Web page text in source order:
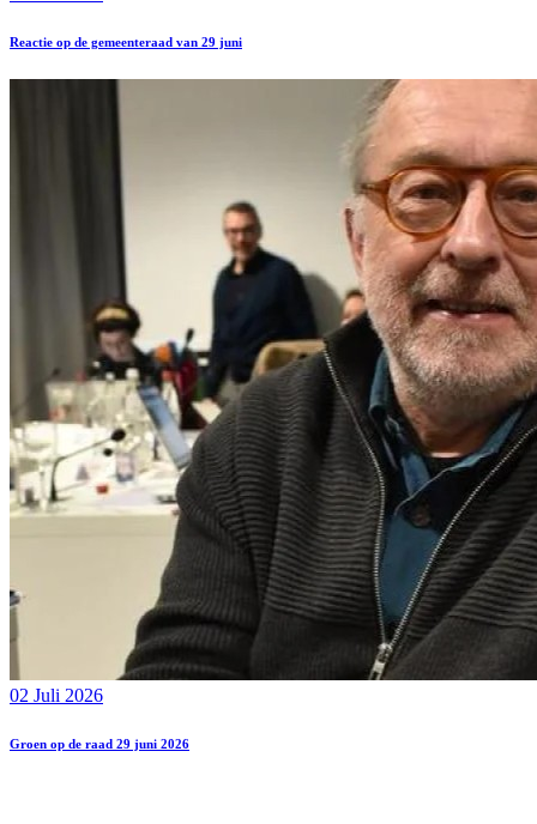
Reactie op de gemeenteraad van 29 juni
02 Juli 2026
Groen op de raad 29 juni 2026